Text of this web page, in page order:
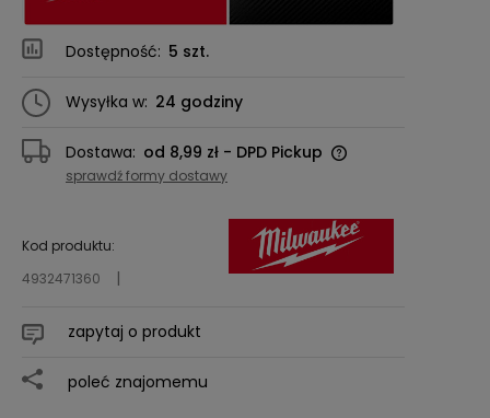
Dostępność: 5 szt.
Wysyłka w: 24 godziny
Dostawa: od 8,99 zł - DPD Pickup
Cena nie zawiera ewentualnych kosztów
sprawdź formy dostawy
Kod produktu:
4932471360
zapytaj o produkt
poleć znajomemu